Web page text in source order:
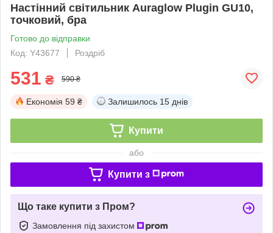
Настінний світильник Auraglow Plugin GU10,
точковий, бра
Готово до відправки
Код: Y43677
Роздріб
531 ₴ 590 ₴
Економія 59 ₴ Залишилось 15 днів
Купити
або
Купити з
Що таке купити з Пром?
Замовлення під захистом